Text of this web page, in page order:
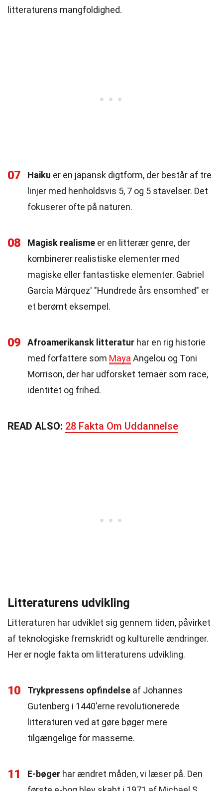
litteraturens mangfoldighed.
07 Haiku er en japansk digtform, der består af tre
linjer med henholdsvis 5, 7 og 5 stavelser. Det
fokuserer ofte på naturen.
08 Magisk realisme er en litterær genre, der
kombinerer realistiske elementer med
magiske eller fantastiske elementer. Gabriel
García Márquez' "Hundrede års ensomhed" er
et berømt eksempel.
09 Afroamerikansk litteratur har en rig historie
med forfattere som Maya Angelou og Toni
Morrison, der har udforsket temaer som race,
identitet og frihed.
READ ALSO: 28 Fakta Om Uddannelse
Litteraturens udvikling
Litteraturen har udviklet sig gennem tiden, påvirket
af teknologiske fremskridt og kulturelle ændringer.
Her er nogle fakta om litteraturens udvikling.
10 Trykpressens opfindelse af Johannes
Gutenberg i 1440'erne revolutionerede
litteraturen ved at gøre bøger mere
tilgængelige for masserne.
11 E-bøger har ændret måden, vi læser på. Den